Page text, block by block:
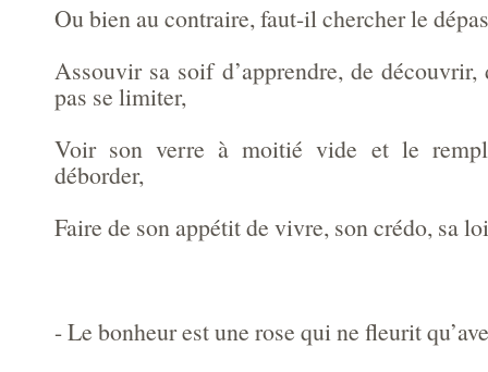
Ou bien au contraire, faut-il chercher le
Assouvir sa soif d’apprendre, de
pas se limiter,
Voir son verre à moitié vide et le
déborder,
Faire de son appétit de vivre, son crédo, sa
- Le bonheur est une rose qui ne fleurit